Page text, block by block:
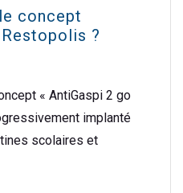
concept
?
« AntiGaspi 2 go
implanté
scolaires et